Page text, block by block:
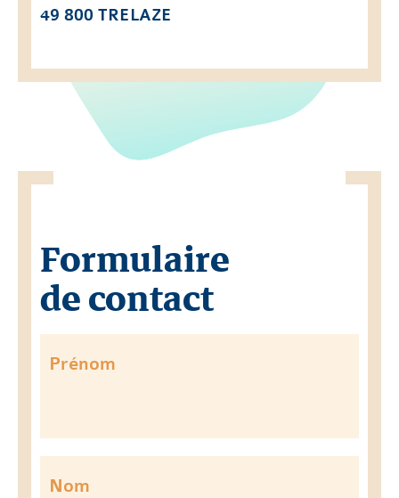
49 800 TRELAZE
Formulaire
de contact
Prénom
Nom